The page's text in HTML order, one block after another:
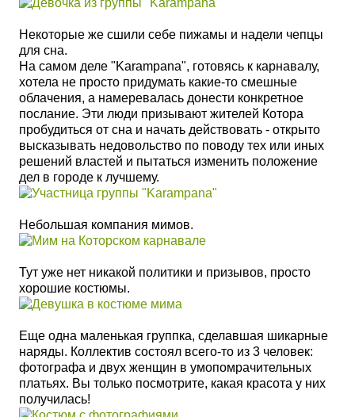
Некоторые же сшили себе пижамы и надели чепцы
для сна.
На самом деле "Karampana", готовясь к карнавалу,
хотела не просто придумать какие-то смешные
облачения, а намеревалась донести конкретное
послание. Эти люди призывают жителей Котора
пробудиться от сна и начать действовать - открыто
высказывать недовольство по поводу тех или иных
решений властей и пытаться изменить положение
дел в городе к лучшему.
Небольшая компания мимов.
Тут уже нет никакой политики и призывов, просто
хорошие костюмы.
Еще одна маленькая группка, сделавшая шикарные
наряды. Коллектив состоял всего-то из 3 человек:
фотографа и двух женщин в умопомрачительных
платьях. Вы только посмотрите, какая красота у них
получилась!